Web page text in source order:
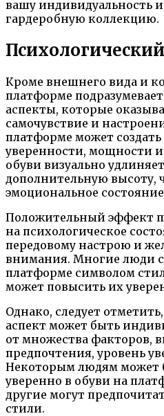
вашу индивидуальность
гардеробную коллекцию.
Кроме внешнего вида и
платформе
аспекты, которые
самочувствие и
платформе может
уверенности, мощности
обуви визуально
дополнительную высоту,
эмоциональное
Положительный эффект
на психологическое
передовому настрою и
внимания. Многие люди
платформе символом
может повысить их
Однако, следует
аспект может быть
от множества факторов,
предпочтения, уровень
Некоторым людям может
уверенно в обуви на
другие могут
стили.